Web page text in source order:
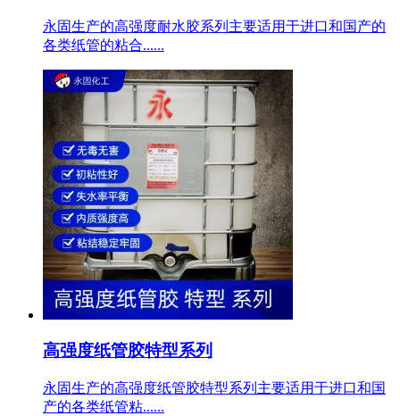
永固生产的高强度耐水胶系列主要适用于进口和国产的
各类纸管的粘合......
高强度纸管胶特型系列
永固生产的高强度纸管胶特型系列主要适用于进口和国
产的各类纸管粘......